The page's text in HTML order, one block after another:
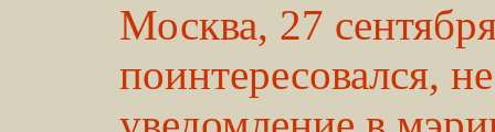
Москва, 27
поинтересовался,